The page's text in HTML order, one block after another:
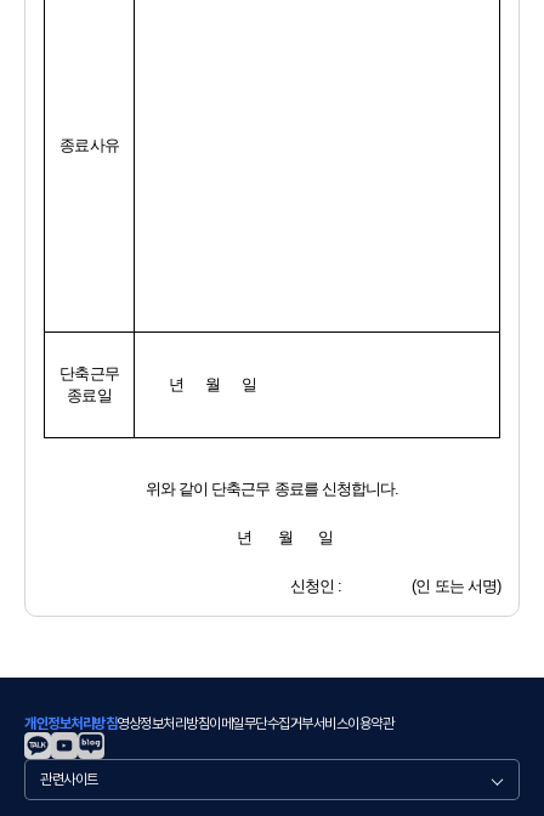
종료사유
단축근무
종료일
년     월     일
위와 같이 단축근무 종료를 신청합니다.
년       월       일
신청인 :                   (인 또는 서명)
개인정보처리방침영상정보처리방침이메일무단수집거부서비스이용약관
관
련